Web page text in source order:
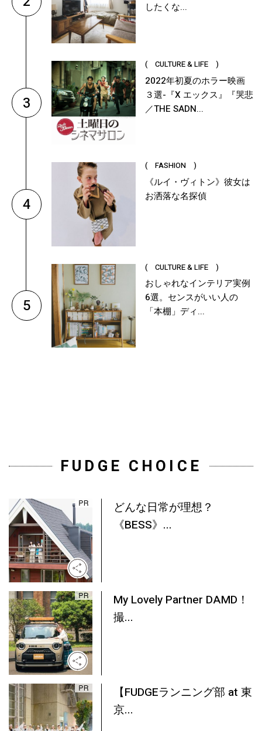
したくな...
3
( CULTURE & LIFE )
2022年初夏のホラー映画
３選-『X エックス』『哭悲
／THE SADN...
4
( FASHION )
《ルイ・ヴィトン》彼女は
お洒落な名探偵
5
( CULTURE & LIFE )
おしゃれなインテリア実例
6選。センスがいい人の
「本棚」ディ...
FUDGE CHOICE
どんな日常が理想？
《BESS》...
My Lovely Partner DAMD！
撮...
【FUDGEランニング部 at 東
京...